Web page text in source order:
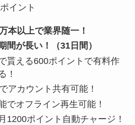
イント
本以上で業界随一！
間が長い！（31日間）
貰える600ポイントで有料作
！
アカウント共有可能！
でオフライン再生可能！
1200ポイント自動チャージ！